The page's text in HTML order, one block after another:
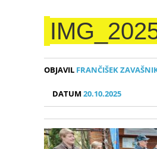
OBJAVIL FRANČIŠEK
DATUM20.10.2025